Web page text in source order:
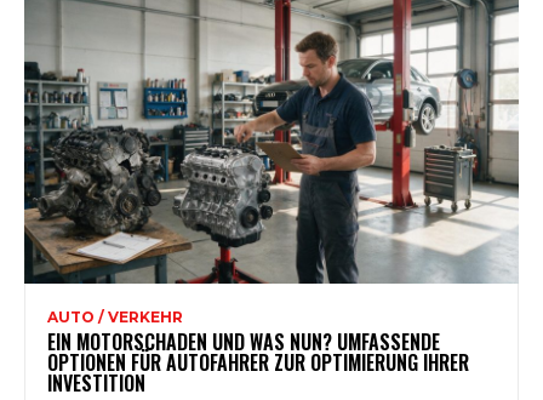
AUTO / VERKEHR
EIN MOTORSCHADEN UND WAS NUN? UMFASSENDE
OPTIONEN FÜR AUTOFAHRER ZUR OPTIMIERUNG IHRER
INVESTITION